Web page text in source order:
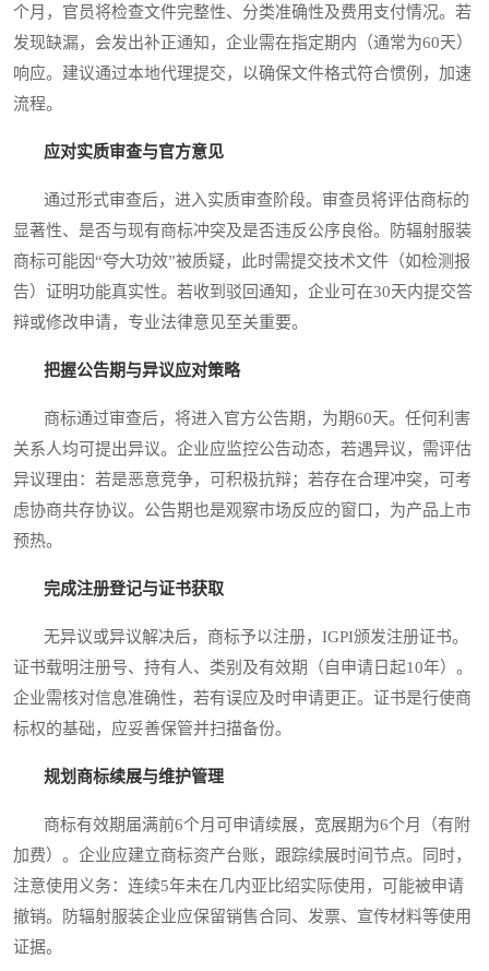
个月，官员将检查文件完整性、分类准确性及费用支付情况。若
发现缺漏，会发出补正通知，企业需在指定期内（通常为60天）
响应。建议通过本地代理提交，以确保文件格式符合惯例，加速
流程。
应对实质审查与官方意见
通过形式审查后，进入实质审查阶段。审查员将评估商标的
显著性、是否与现有商标冲突及是否违反公序良俗。防辐射服装
商标可能因“夸大功效”被质疑，此时需提交技术文件（如检测报
告）证明功能真实性。若收到驳回通知，企业可在30天内提交答
辩或修改申请，专业法律意见至关重要。
把握公告期与异议应对策略
商标通过审查后，将进入官方公告期，为期60天。任何利害
关系人均可提出异议。企业应监控公告动态，若遇异议，需评估
异议理由：若是恶意竞争，可积极抗辩；若存在合理冲突，可考
虑协商共存协议。公告期也是观察市场反应的窗口，为产品上市
预热。
完成注册登记与证书获取
无异议或异议解决后，商标予以注册，IGPI颁发注册证书。
证书载明注册号、持有人、类别及有效期（自申请日起10年）。
企业需核对信息准确性，若有误应及时申请更正。证书是行使商
标权的基础，应妥善保管并扫描备份。
规划商标续展与维护管理
商标有效期届满前6个月可申请续展，宽展期为6个月（有附
加费）。企业应建立商标资产台账，跟踪续展时间节点。同时，
注意使用义务：连续5年未在几内亚比绍实际使用，可能被申请
撤销。防辐射服装企业应保留销售合同、发票、宣传材料等使用
证据。